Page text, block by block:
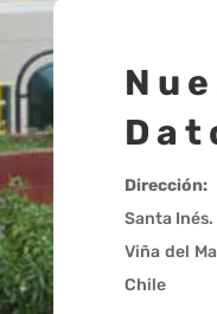
Dirección:
Santa Inés.
Viña del
Chile